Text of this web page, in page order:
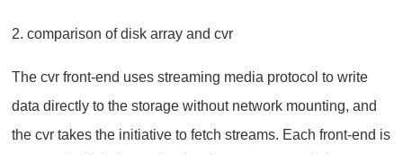
2. comparison of disk array and cvr
The cvr front-end uses streaming media protocol to write
data directly to the storage without network mounting, and
the cvr takes the initiative to fetch streams. Each front-end is